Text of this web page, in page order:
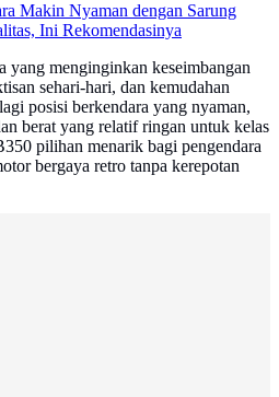
Makin Nyaman dengan Sarung
Ini Rekomendasinya
menginginkan keseimbangan
sehari-hari, dan kemudahan
posisi berkendara yang nyaman,
berat yang relatif ringan untuk kelas
pilihan menarik bagi pengendara
bergaya retro tanpa kerepotan